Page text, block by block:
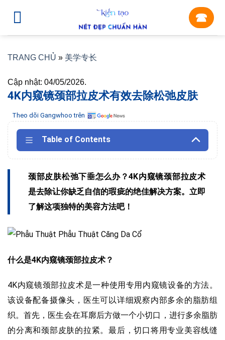
☎︎
TRANG CHỦ » 美学专长
Cập nhật: 04/05/2026.
4K内窥镜颈部拉皮术有效去除松弛皮肤
Theo dõi Gangwhoo trên
Table of Contents
颈部皮肤松弛下垂怎么办？4K内窥镜颈部拉皮术
是去除让你缺乏自信的瑕疵的绝佳解决方案。立即
了解这项独特的美容方法吧！
什么是4K内窥镜颈部拉皮术？
4K内窥镜颈部拉皮术是一种使用专用内窥镜设备的方法。
该设备配备摄像头，医生可以详细观察内部多余的脂肪组
织。首先，医生会在耳廓后方做一个小切口，进行多余脂肪
的分离和颈部皮肤的拉紧。最后，切口将用专业美容线缝